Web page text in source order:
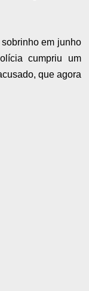
em junho
cumpriu um
que agora